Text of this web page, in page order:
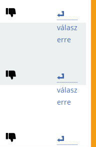
válasz
erre
válasz
erre